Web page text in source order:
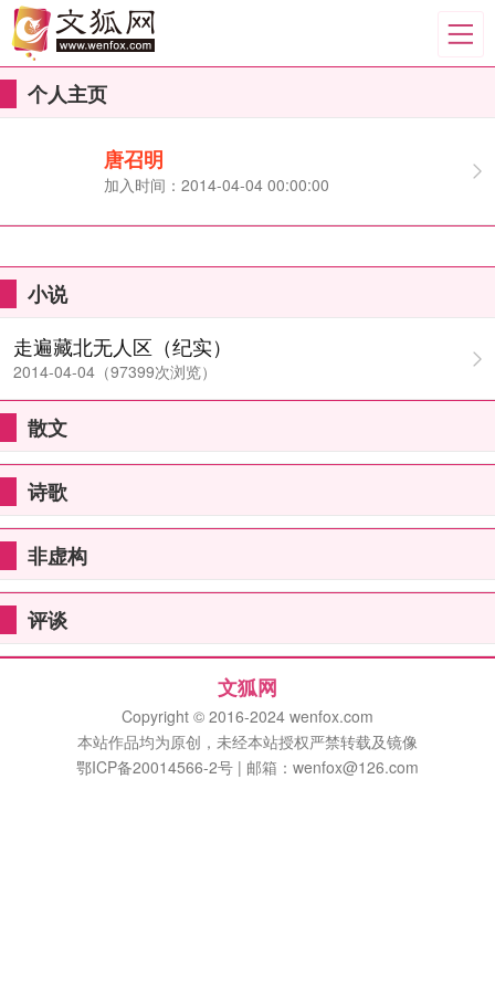
个人主页
唐召明
加入时间：2014-04-04 00:00:00
小说
走遍藏北无人区（纪实）
2014-04-04（97399次浏览）
散文
诗歌
非虚构
评谈
文狐网
Copyright © 2016-2024 wenfox.com
本站作品均为原创，未经本站授权严禁转载及镜像
鄂ICP备20014566-2号 | 邮箱：wenfox@126.com